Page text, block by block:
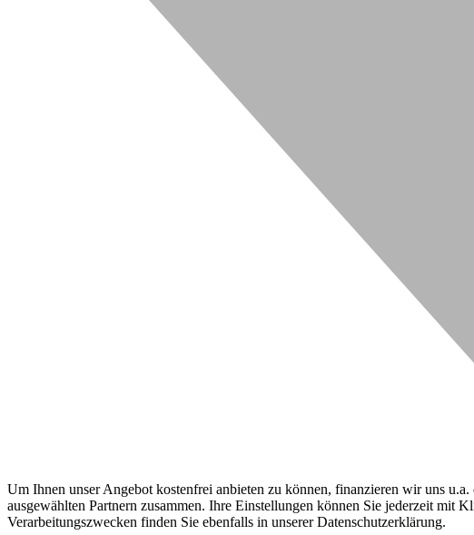
Um Ihnen unser Angebot kostenfrei anbieten zu können, finanzieren wir uns
ausgewählten Partnern zusammen. Ihre Einstellungen können Sie jederzeit mit
Verarbeitungszwecken finden Sie ebenfalls in unserer Datenschutzerklärung.